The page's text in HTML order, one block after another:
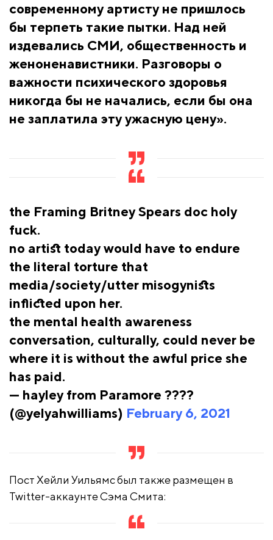
современному артисту не пришлось
бы терпеть такие пытки. Над ней
издевались СМИ, общественность и
женоненавистники. Разговоры о
важности психического здоровья
никогда бы не начались, если бы она
не заплатила эту ужасную цену».
the Framing Britney Spears doc holy
fuck.
no artist today would have to endure
the literal torture that
media/society/utter misogynists
inflicted upon her.
the mental health awareness
conversation, culturally, could never be
where it is without the awful price she
has paid.
— hayley from Paramore ????
(@yelyahwilliams) February 6, 2021
Пост Хейли Уильямс был также размещен в
Twitter-аккаунте Сэма Смита: